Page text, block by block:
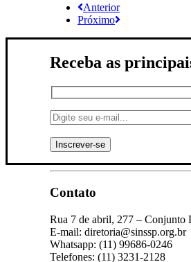
Anterior
Próximo
Receba as
Contato
Rua 7 de abril, 277 – Conjunto
E-mail: diretoria@sinssp.org.br
Whatsapp: (11) 99686-0246
Telefones: (11) 3231-2128